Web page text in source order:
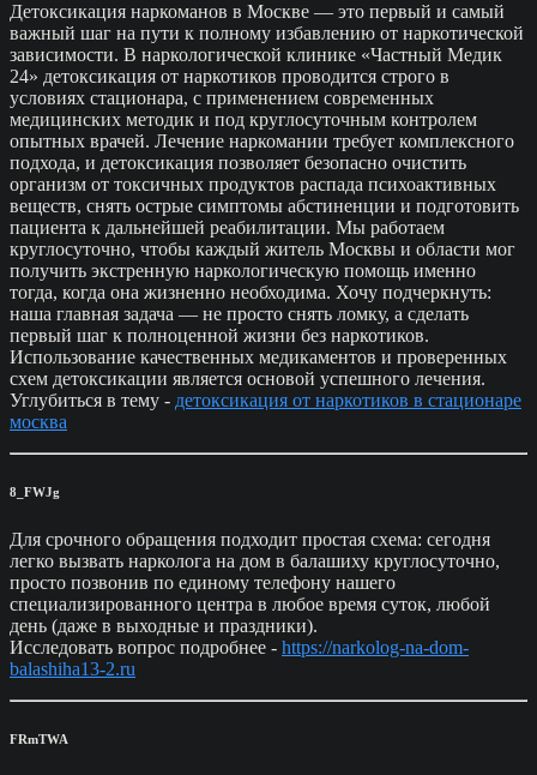
Детоксикация наркоманов в Москве — это первый и самый
важный шаг на пути к полному избавлению от наркотической
зависимости. В наркологической клинике «Частный Медик
24» детоксикация от наркотиков проводится строго в
условиях стационара, с применением современных
медицинских методик и под круглосуточным контролем
опытных врачей. Лечение наркомании требует комплексного
подхода, и детоксикация позволяет безопасно очистить
организм от токсичных продуктов распада психоактивных
веществ, снять острые симптомы абстиненции и подготовить
пациента к дальнейшей реабилитации. Мы работаем
круглосуточно, чтобы каждый житель Москвы и области мог
получить экстренную наркологическую помощь именно
тогда, когда она жизненно необходима. Хочу подчеркнуть:
наша главная задача — не просто снять ломку, а сделать
первый шаг к полноценной жизни без наркотиков.
Использование качественных медикаментов и проверенных
схем детоксикации является основой успешного лечения.
Углубиться в тему - детоксикация от наркотиков в стационаре
москва
8_FWJg
Для срочного обращения подходит простая схема: сегодня
легко вызвать нарколога на дом в балашиху круглосуточно,
просто позвонив по единому телефону нашего
специализированного центра в любое время суток, любой
день (даже в выходные и праздники).
Исследовать вопрос подробнее - https://narkolog-na-dom-
balashiha13-2.ru
FRmTWA